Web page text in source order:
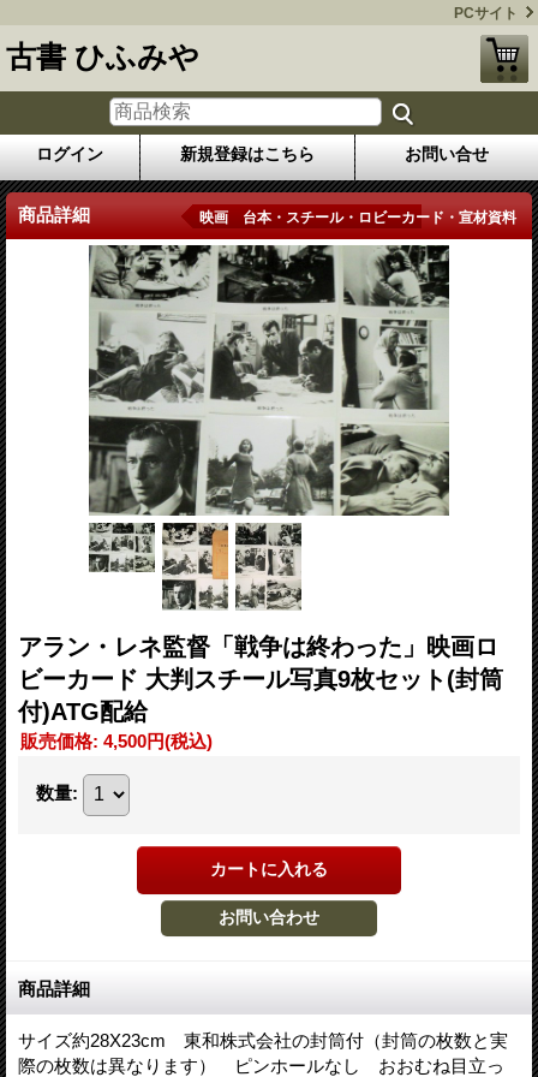
PCサイト
古書 ひふみや
ログイン 新規登録はこちら お問い合せ
商品詳細 映画 台本・スチール・ロビーカード・宣材資料
アラン・レネ監督「戦争は終わった」映画ロ
ビーカード 大判スチール写真9枚セット(封筒
付)ATG配給
販売価格: 4,500円(税込)
数量:
商品詳細
サイズ約28X23cm 東和株式会社の封筒付（封筒の枚数と実
際の枚数は異なります） ピンホールなし おおむね目立っ